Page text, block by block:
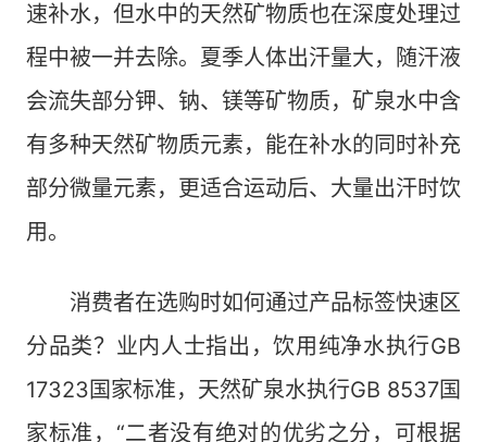
速补水，但水中的天然矿物质也在深度处理过
程中被一并去除。夏季人体出汗量大，随汗液
会流失部分钾、钠、镁等矿物质，矿泉水中含
有多种天然矿物质元素，能在补水的同时补充
部分微量元素，更适合运动后、大量出汗时饮
用。
消费者在选购时如何通过产品标签快速区
分品类？业内人士指出，饮用纯净水执行GB
17323国家标准，天然矿泉水执行GB 8537国
家标准，“二者没有绝对的优劣之分，可根据